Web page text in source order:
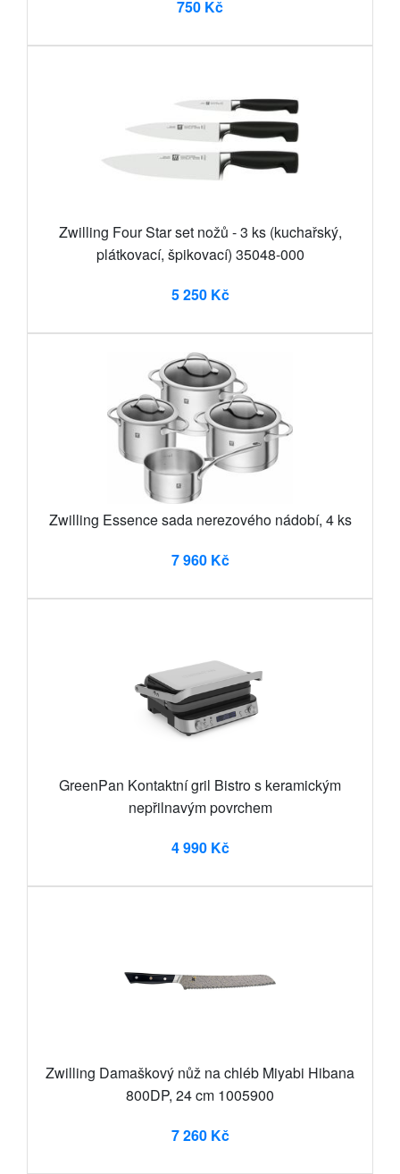
750 Kč
Zwilling Four Star set nožů - 3 ks (kuchařský,
plátkovací, špikovací) 35048-000
5 250 Kč
Zwilling Essence sada nerezového nádobí, 4 ks
7 960 Kč
GreenPan Kontaktní gril Bistro s keramickým
nepřilnavým povrchem
4 990 Kč
Zwilling Damaškový nůž na chléb Miyabi Hibana
800DP, 24 cm 1005900
7 260 Kč